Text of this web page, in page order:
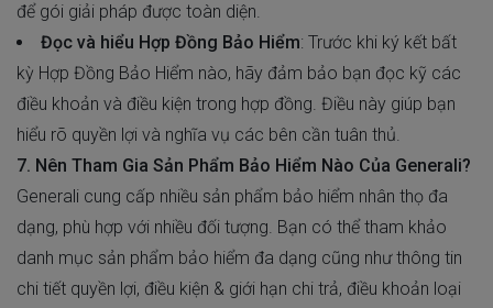
để gói giải pháp được toàn diện.
Đọc và hiểu Hợp Đồng Bảo Hiểm: Trước khi ký kết bất
kỳ Hợp Đồng Bảo Hiểm nào, hãy đảm bảo bạn đọc kỹ các
điều khoản và điều kiện trong hợp đồng. Điều này giúp bạn
hiểu rõ quyền lợi và nghĩa vụ các bên cần tuân thủ.
7. Nên Tham Gia Sản Phẩm Bảo Hiểm Nào Của Generali?
Generali cung cấp nhiều sản phẩm bảo hiểm nhân thọ đa
dạng, phù hợp với nhiều đối tượng. Bạn có thể tham khảo
danh mục sản phẩm bảo hiểm đa dạng cũng như thông tin
chi tiết quyền lợi, điều kiện & giới hạn chi trả, điều khoản loại